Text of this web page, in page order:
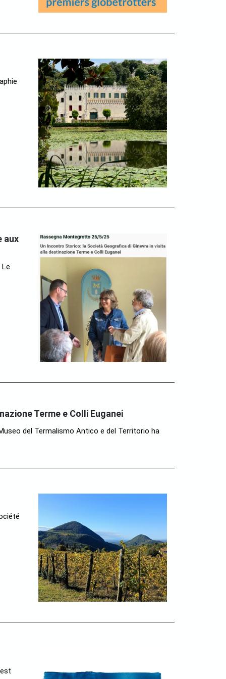
aux
Terme e Colli Euganei
del Termalismo Antico e del Territorio ha